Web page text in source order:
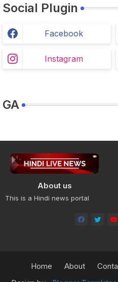
Social Plugin
Facebook
Instagram
GA
About us
This is a Hindi news portal
Home About